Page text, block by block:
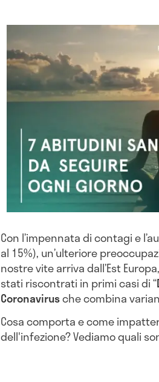
Con l’impennata di contagi e
al 15%), un’ulteriore
nostre vite arriva dall’Est
stati riscontrati in primi casi di “
Coronavirusche combina
Cosa comporta e come
dell'infezione? Vediamo quali